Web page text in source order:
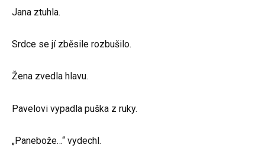
Jana ztuhla.
Srdce se jí zběsile rozbušilo.
Žena zvedla hlavu.
Pavelovi vypadla puška z ruky.
„Panebože…“ vydechl.